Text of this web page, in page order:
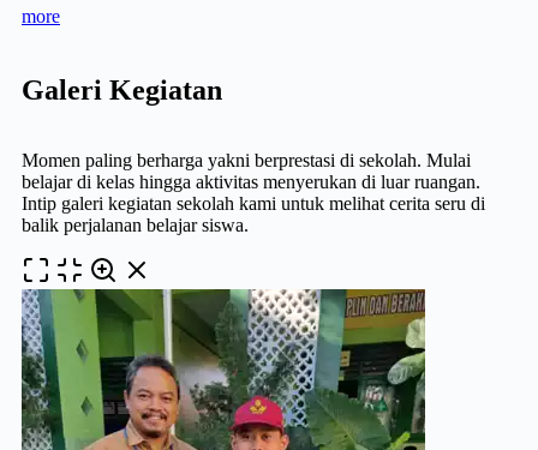
more
Galeri Kegiatan
Momen paling berharga yakni berprestasi di sekolah. Mulai
belajar di kelas hingga aktivitas menyerukan di luar ruangan.
Intip galeri kegiatan sekolah kami untuk melihat cerita seru di
balik perjalanan belajar siswa.